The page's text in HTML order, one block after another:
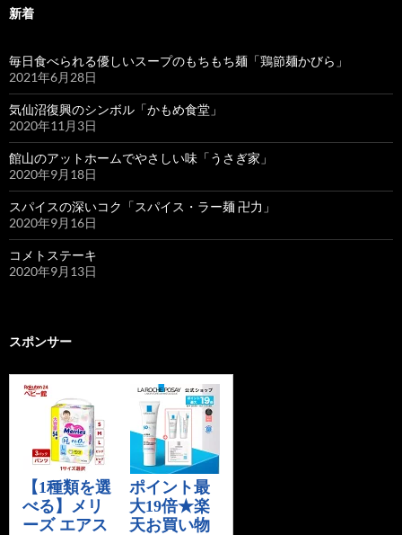
新着
毎日食べられる優しいスープのもちもち麺「鶏節麺かびら」
2021年6月28日
気仙沼復興のシンボル「かもめ食堂」
2020年11月3日
館山のアットホームでやさしい味「うさぎ家」
2020年9月18日
スパイスの深いコク「スパイス・ラー麺 卍力」
2020年9月16日
コメトステーキ
2020年9月13日
スポンサー